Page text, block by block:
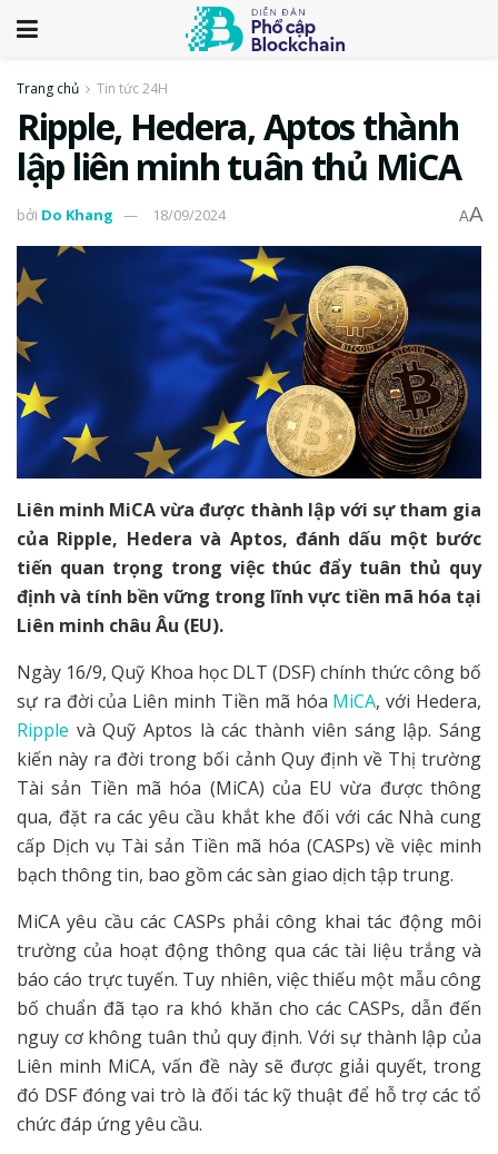
Trang chủ Tin tức 24H
Ripple, Hedera, Aptos thành
lập liên minh tuân thủ MiCA
bởi Do Khang 18/09/2024 AA
Liên minh MiCA vừa được thành lập với sự tham gia
của Ripple, Hedera và Aptos, đánh dấu một bước
tiến quan trọng trong việc thúc đẩy tuân thủ quy
định và tính bền vững trong lĩnh vực tiền mã hóa tại
Liên minh châu Âu (EU).
Ngày 16/9, Quỹ Khoa học DLT (DSF) chính thức công bố
sự ra đời của Liên minh Tiền mã hóa MiCA, với Hedera,
Ripple và Quỹ Aptos là các thành viên sáng lập. Sáng
kiến này ra đời trong bối cảnh Quy định về Thị trường
Tài sản Tiền mã hóa (MiCA) của EU vừa được thông
qua, đặt ra các yêu cầu khắt khe đối với các Nhà cung
cấp Dịch vụ Tài sản Tiền mã hóa (CASPs) về việc minh
bạch thông tin, bao gồm các sàn giao dịch tập trung.
MiCA yêu cầu các CASPs phải công khai tác động môi
trường của hoạt động thông qua các tài liệu trắng và
báo cáo trực tuyến. Tuy nhiên, việc thiếu một mẫu công
bố chuẩn đã tạo ra khó khăn cho các CASPs, dẫn đến
nguy cơ không tuân thủ quy định. Với sự thành lập của
Liên minh MiCA, vấn đề này sẽ được giải quyết, trong
đó DSF đóng vai trò là đối tác kỹ thuật để hỗ trợ các tổ
chức đáp ứng yêu cầu.